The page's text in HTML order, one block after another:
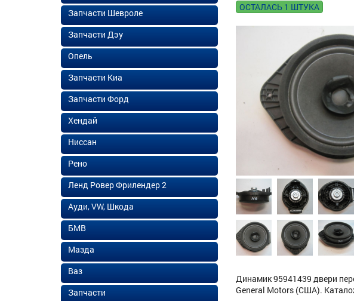
ОСТАЛАСЬ 1 ШТУКА
Динамик 95941439 двери
General Motors (США).
Запчасти Шевроле
Запчасти Дэу
Опель
Запчасти Киа
Запчасти Форд
Хендай
Ниссан
Рено
Ленд Ровер Фрилендер 2
Ауди, VW, Шкода
БМВ
Мазда
Ваз
Запчасти